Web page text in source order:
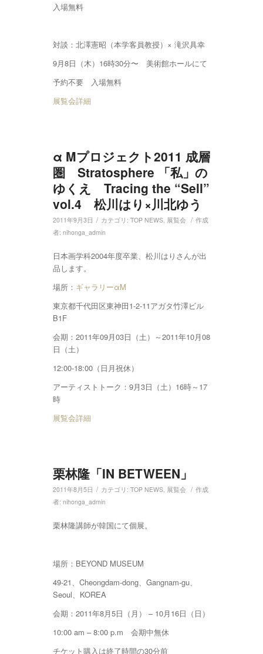
入場無料
対談：北澤憲昭（本学客員教授）× 滝沢具幸
9月8日（木）16時30分〜 美術館ホールにて
予約不要 入場無料
展覧会詳細
α Mプロジェクト2011 成層
圏 Stratosphere 「私」の
ゆくえ Tracing the “Sell”
vol.4 松川はり×川北ゆう
2011年9月3日 / カテゴリ: TOP NEWS, 展覧会 / 作成
者: nihonga_admin
日本画学科2004年度卒業、松川はりさんが出
品します。
場所： ギャラリーαM
東京都千代田区東神田1-2-11アガタ竹澤ビル
B1F
会期：2011年09月03日（土）～2011年10月08
日（土）
12:00-18:00（日月祝休）
アーティストトーク：9月3日（土）16時～17
時
展覧会詳細
栗林隆「IN BETWEEN」
2011年8月5日 / カテゴリ: TOP NEWS, 展覧会 / 作成
者: nihonga_admin
栗林隆講師が韓国にて個展。
場所：BEYOND MUSEUM
49-21、Cheongdam-dong、Gangnam-gu、
Seoul、KOREA
会期：2011年8月5日（月） – 10月16日（日）
10:00 am – 8:00 p.m 会期中無休
チケット購入は終了時間の30分前